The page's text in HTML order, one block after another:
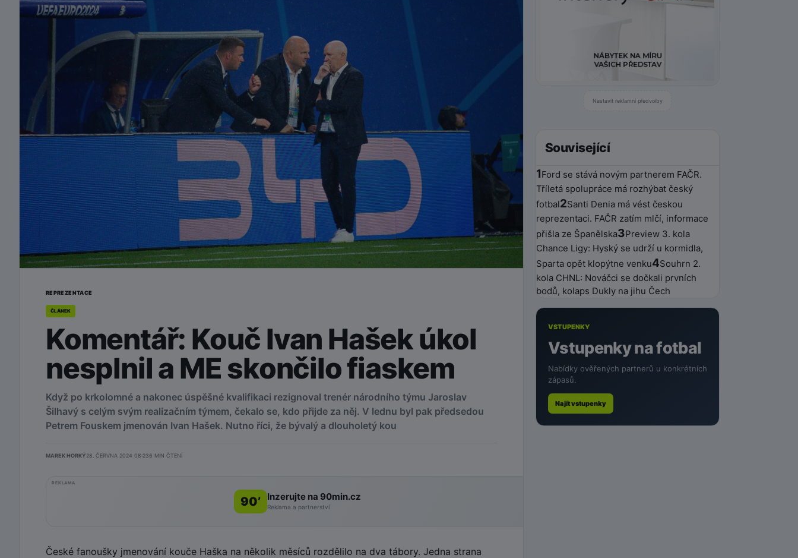
REPREZENTACE
ČLÁNEK
Komentář: Kouč Ivan Hašek úkol
nesplnil a ME skončilo fiaskem
Když po krkolomné a nakonec úspěšné kvalifikaci rezignoval trenér národního týmu Jaroslav
Šilhavý s celým svým realizačním týmem, čekalo se, kdo přijde za něj. V lednu byl pak předsedou
Petrem Fouskem jmenován Ivan Hašek. Nutno říci, že bývalý a dlouholetý kou
MAREK HORKÝ28. ČERVNA 2024 08:236 MIN ČTENÍ
REKLAMA
90’ Inzerujte na 90min.cz
Reklama a partnerství
České fanoušky jmenování kouče Haška na několik měsíců rozdělilo na dva tábory. Jedna strana
Nastavit reklamní předvolby
Související
1Ford se stává novým partnerem FAČR.
Tříletá spolupráce má rozhýbat český
fotbal2Santi Denia má vést českou
reprezentaci. FAČR zatím mlčí, informace
přišla ze Španělska3Preview 3. kola
Chance Ligy: Hyský se udrží u kormidla,
Sparta opět klopýtne venku4Souhrn 2.
kola CHNL: Nováčci se dočkali prvních
bodů, kolaps Dukly na jihu Čech
VSTUPENKY
Vstupenky na fotbal
Nabídky ověřených partnerů u konkrétních
zápasů.
Najít vstupenky